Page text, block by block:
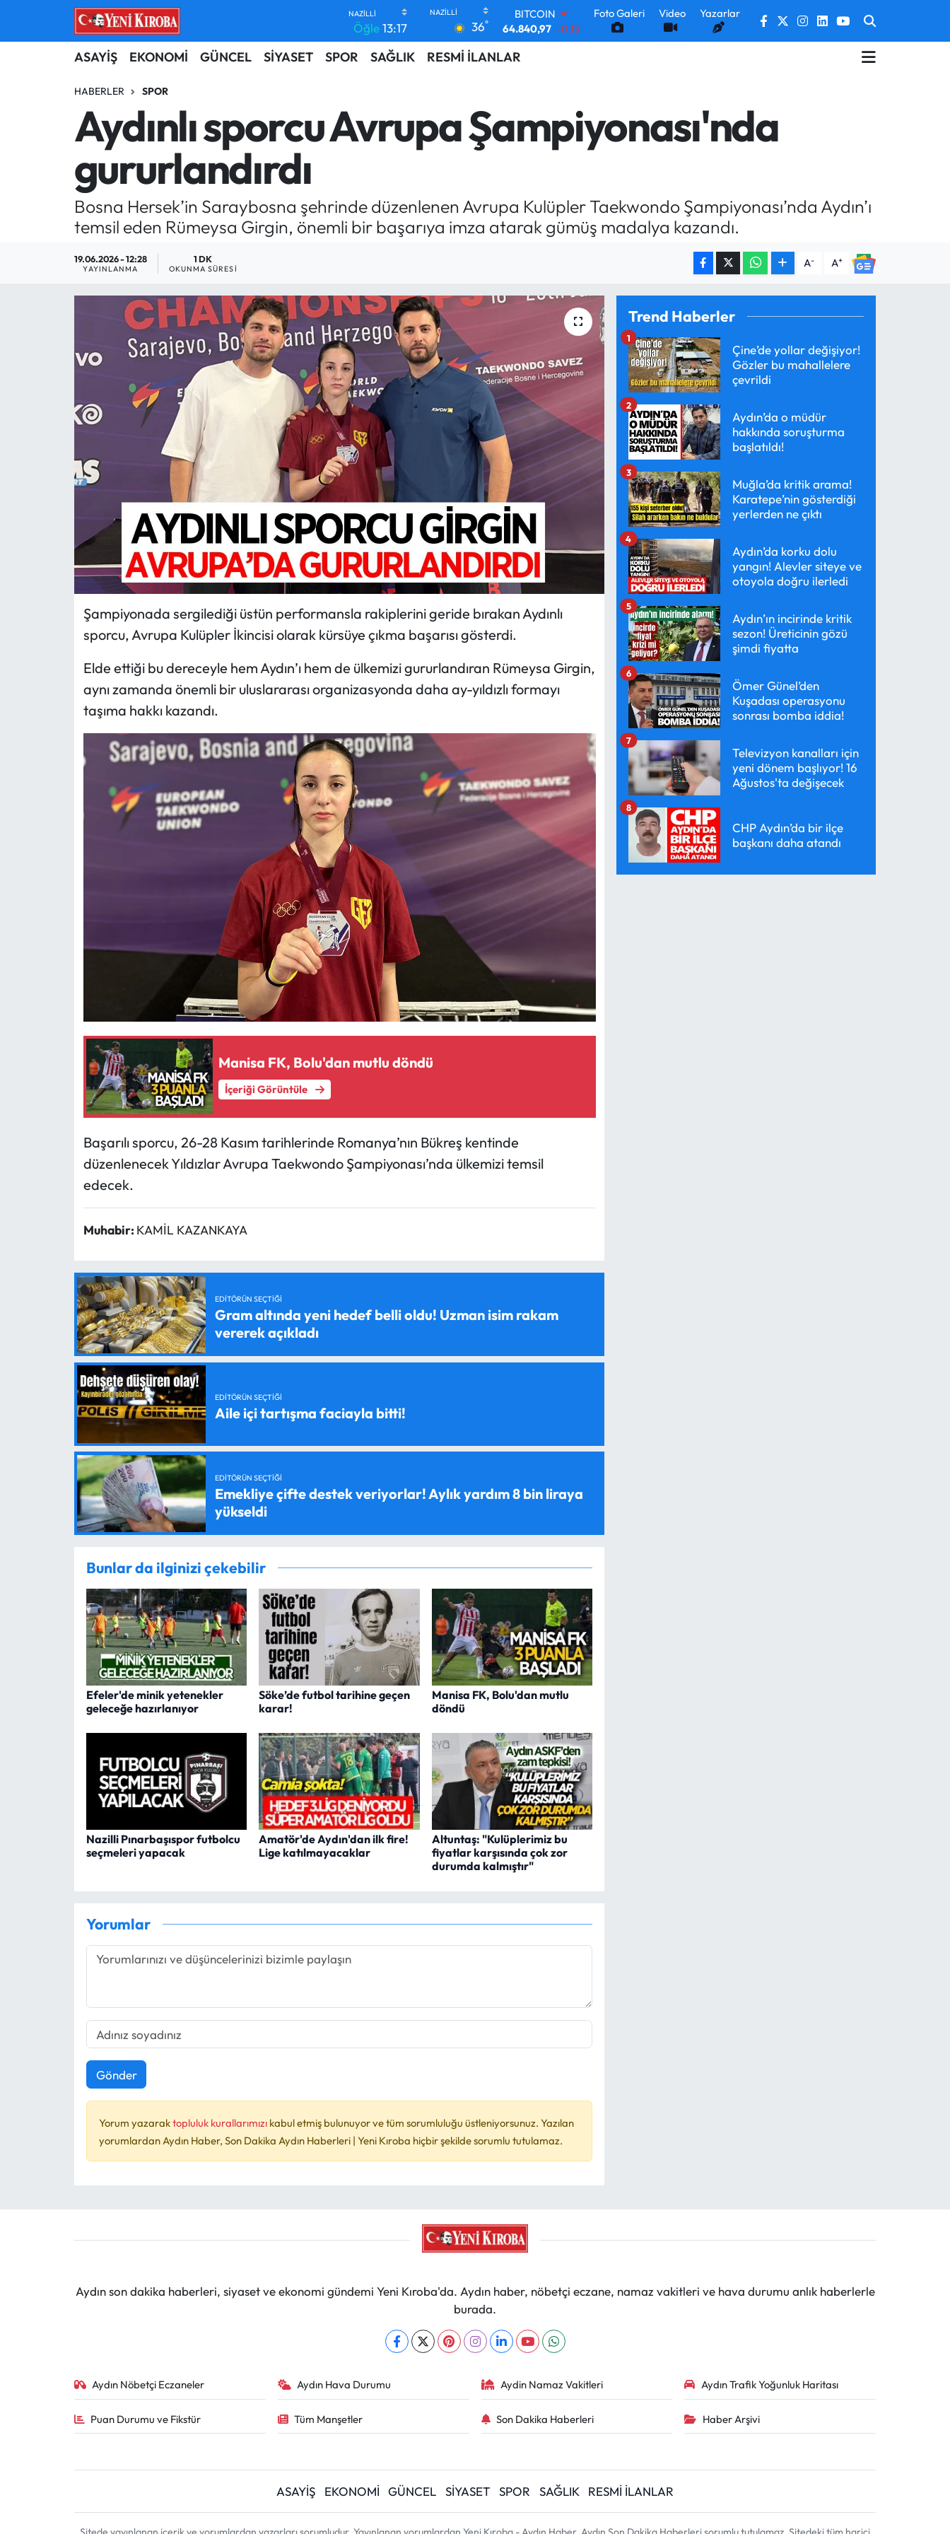
Öğle13:17 36°
DOLAR
47,7436
0.18
EURO
55,2510
6660.55 0
BİST100
-14
Foto Galeri Video Yazarlar
ASAYİŞ EKONOMİ GÜNCEL SİYASET SPOR SAĞLIK RESMİ İLANLAR
HABERLER SPOR
Aydınlı sporcu Avrupa Şampiyonası'nda
gururlandırdı
Bosna Hersek’in Saraybosna şehrinde düzenlenen Avrupa Kulüpler Taekwondo Şampiyonası’nda Aydın’ı
temsil eden Rümeysa Girgin, önemli bir başarıya imza atarak gümüş madalya kazandı.
19.06.2026 - 12:28
YAYINLANMA
1 DK
OKUNMA SÜRESI A- A+
Şampiyonada sergilediği üstün performansla rakiplerini geride bırakan Aydınlı
sporcu, Avrupa Kulüpler İkincisi olarak kürsüye çıkma başarısı gösterdi.
Elde ettiği bu dereceyle hem Aydın’ı hem de ülkemizi gururlandıran Rümeysa Girgin,
aynı zamanda önemli bir uluslararası organizasyonda daha ay-yıldızlı formayı
taşıma hakkı kazandı.
Manisa FK, Bolu'dan mutlu döndü
İçeriği Görüntüle
Başarılı sporcu, 26-28 Kasım tarihlerinde Romanya’nın Bükreş kentinde
düzenlenecek Yıldızlar Avrupa Taekwondo Şampiyonası’nda ülkemizi temsil
edecek.
Muhabir: KAMİL KAZANKAYA
EDITÖRÜN SEÇTIĞI
Gram altında yeni hedef belli oldu! Uzman isim rakam
vererek açıkladı
EDITÖRÜN SEÇTIĞI
Aile içi tartışma faciayla bitti!
EDITÖRÜN SEÇTIĞI
Emekliye çifte destek veriyorlar! Aylık yardım 8 bin liraya
yükseldi
Bunlar da ilginizi çekebilir
Efeler'de minik yetenekler
geleceğe hazırlanıyor
Söke’de futbol tarihine geçen
karar!
Manisa FK, Bolu'dan mutlu
döndü
Nazilli Pınarbaşıspor futbolcu
seçmeleri yapacak
Amatör'de Aydın'dan ilk fire!
Lige katılmayacaklar
Altuntaş: "Kulüplerimiz bu
fiyatlar karşısında çok zor
durumda kalmıştır"
Yorumlar
Gönder
Yorum yazaraktopluluk kurallarımızı kabul etmiş bulunuyor ve tüm sorumluluğu üstleniyorsunuz. Yazılan
yorumlardan Aydın Haber, Son Dakika Aydın Haberleri | Yeni Kıroba hiçbir şekilde sorumlu tutulamaz.
Trend Haberler
Çine’de yollar değişiyor!
Gözler bu mahallelere
çevrildi
1
Aydın’da o müdür
hakkında soruşturma
başlatıldı!
2
Muğla’da kritik arama!
Karatepe’nin gösterdiği
yerlerden ne çıktı
3
Aydın’da korku dolu
yangın! Alevler siteye ve
otoyola doğru ilerledi
4
Aydın’ın incirinde kritik
sezon! Üreticinin gözü
şimdi fiyatta
5
Ömer Günel’den
Kuşadası operasyonu
sonrası bomba iddia!
6
Televizyon kanalları için
yeni dönem başlıyor! 16
Ağustos'ta değişecek
7
CHP Aydın’da bir ilçe
başkanı daha atandı
8
Aydın son dakika haberleri, siyaset ve ekonomi gündemi Yeni Kıroba'da. Aydın haber, nöbetçi eczane, namaz vakitleri ve hava durumu anlık haberlerle
burada.
Aydın Nöbetçi Eczaneler Aydın Hava Durumu Aydin Namaz Vakitleri Aydın Trafik Yoğunluk Haritası
Puan Durumu ve Fikstür Tüm Manşetler Son Dakika Haberleri Haber Arşivi
ASAYİŞ EKONOMİ GÜNCEL SİYASET SPOR SAĞLIK RESMİ İLANLAR
ASAYİŞ
BİLİM-TEKNOLOJİ
DÜNYA
EĞİTİM
EKONOMİ
GÜNCEL
SİYASET
TARIM
RESMİ İLANLAR
HABER İLAN
Aydın Nöbetçi Eczaneler
Aydın Hava Durumu
Aydin Namaz Vakitleri
Aydın Trafik Yoğunluk Haritası
Süper Lig Puan Durumu ve Fikstür
Tüm Manşetler
Son Dakika Haberleri